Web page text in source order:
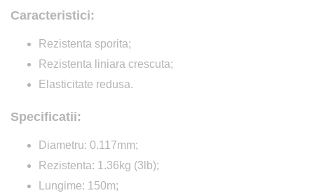
Caracteristici:
Rezistenta sporita;
Rezistenta liniara crescuta;
Elasticitate redusa.
Specificatii:
Diametru: 0.117mm;
Rezistenta: 1.36kg (3lb);
Lungime: 150m;